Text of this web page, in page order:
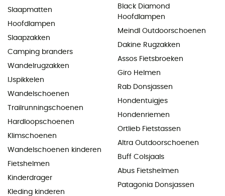
Slaapmatten
Hoofdlampen
Slaapzakken
Camping branders
Wandelrugzakken
IJspikkelen
Wandelschoenen
Trailrunningschoenen
Hardloopschoenen
Klimschoenen
Wandelschoenen kinderen
Fietshelmen
Kinderdrager
Kleding kinderen
Black Diamond
Hoofdlampen
Meindl Outdoorschoenen
Dakine Rugzakken
Assos Fietsbroeken
Giro Helmen
Rab Donsjassen
Hondentuigjes
Hondenriemen
Ortlieb Fietstassen
Altra Outdoorschoenen
Buff Colsjaals
Abus Fietshelmen
Patagonia Donsjassen